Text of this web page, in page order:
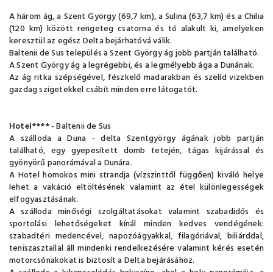
A három ág, a Szent György (69,7 km), a Sulina (63,7 km) és a Chilia
(120 km) között rengeteg csatorna és tó alakult ki, amelyeken
keresztül az egész Delta bejárhatóvá válik.
Baltenii de Sus település a Szent György ág jobb partján található.
A Szent György ág a legrégebbi, és a legmélyebb ága a Dunának.
Az ág ritka szépségével, fészkelő madarakban és szelíd vizekben
gazdag szigetekkel csábít minden erre látogatót.
Hotel****- Baltenii de Sus
A szálloda a Duna - delta Szentgyörgy ágának jobb partján
található, egy gyepesített domb tetején, tágas kijárással és
gyönyörű panorámával a Dunára.
A Hotel homokos mini strandja (vízszinttől függően) kiváló helye
lehet a vakáció eltöltésének valamint az étel különlegességek
elfogyasztásának.
A szálloda minőségi szolgáltatásokat valamint szabadidős és
sportolási lehetőségeket kínál minden kedves vendégének:
szabadtéri medencével, napozóágyakkal, filagóriával, biliárddal,
teniszasztallal áll mindenki rendelkezésére valamint kérés esetén
motorcsónakokat is biztosít a Delta bejárásához.